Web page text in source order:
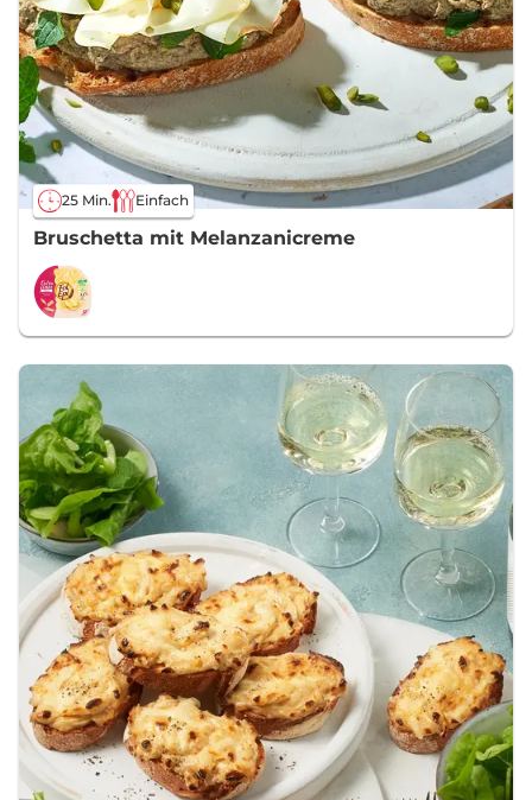
25 Min. Einfach
Bruschetta mit Melanzanicreme